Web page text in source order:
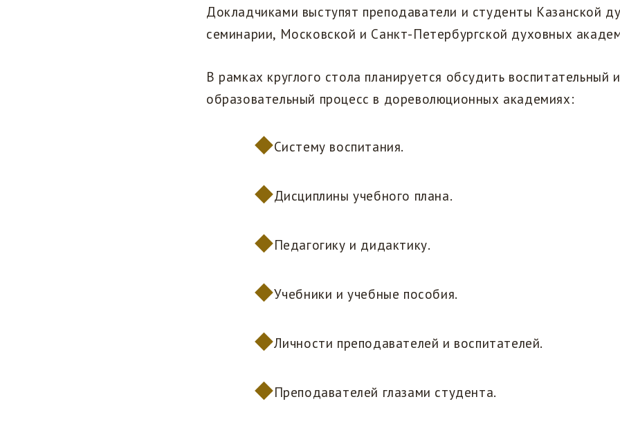
Докладчиками выступят преподаватели и студенты Казанской
семинарии, Московской и Санкт-Петербургской духовных
В рамках круглого стола планируется обсудить воспитательный и
образовательный процесс в дореволюционных академиях:
Систему воспитания.
Дисциплины учебного плана.
Педагогику и дидактику.
Учебники и учебные пособия.
Личности преподавателей и воспитателей.
Преподавателей глазами студента.